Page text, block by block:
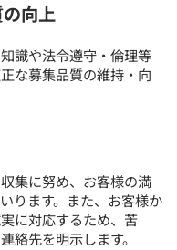
向上
識や法令遵守・倫理等
な募集品質の維持・向
集に努め、お客様の満
ります。また、お客様か
に対応するため、苦
絡先を明示します。